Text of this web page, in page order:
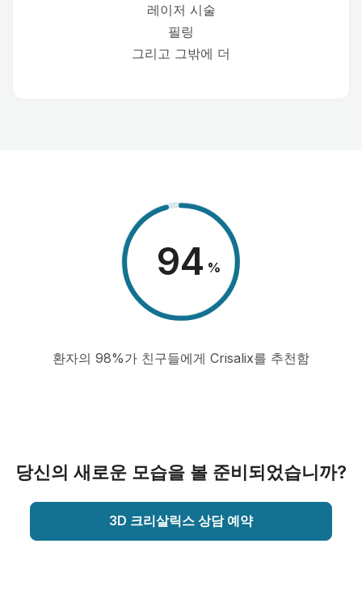
레이저 시술
필링
그리고 그밖에 더
98 %
환자의 98%가 친구들에게 Crisalix를 추천함
당신의 새로운 모습을 볼 준비되었습니까?
3D 크리살릭스 상담 예약